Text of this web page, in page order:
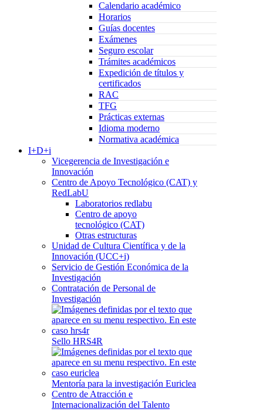
Calendario académico
Horarios
Guías docentes
Exámenes
Seguro escolar
Trámites académicos
Expedición de títulos y
certificados
RAC
TFG
Prácticas externas
Idioma moderno
Normativa académica
I+D+i
Vicegerencia de Investigación e
Innovación
Centro de Apoyo Tecnológico (CAT) y
RedLabU
Laboratorios redlabu
Centro de apoyo
tecnológico (CAT)
Otras estructuras
Unidad de Cultura Científica y de la
Innovación (UCC+i)
Servicio de Gestión Económica de la
Investigación
Contratación de Personal de
Investigación
Sello HRS4R
Mentoría para la investigación Euriclea
Centro de Atracción e
Internacionalización del Talento